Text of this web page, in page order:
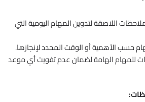
اللاصقة لتدوين المهام اليومية التي
حسب الأهمية أو الوقت المحدد لإنجازها.
للمهام الهامة لضمان عدم تفويت أي موعد